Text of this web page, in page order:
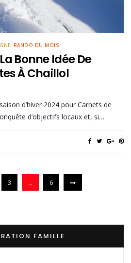
RANDO DU MOIS
Bonne Idée De
À Chaillol
d’hiver 2024 pour Carnets de
d’objectifs locaux et, si…
3 … 6
FAMILLE